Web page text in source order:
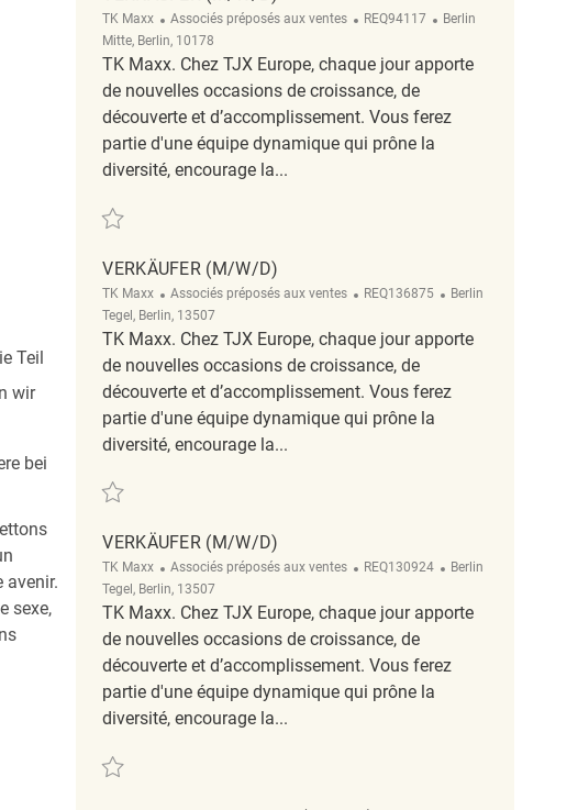
Teil
wir
bei
avenir.
sexe,
TK Maxx Catégorie
Associés préposés aux ventes ReqId
REQ94117 Emplacement
Berlin
Mitte, Berlin, 10178
TK Maxx. Chez TJX Europe, chaque jour apporte
de nouvelles occasions de croissance, de
découverte et d’accomplissement. Vous ferez
partie d'une équipe dynamique qui prône la
diversité, encourage la...
VERKÄUFER (M/W/D)
TK Maxx Catégorie
Associés préposés aux ventes ReqId
REQ136875 Emplacement
Berlin
Tegel, Berlin, 13507
TK Maxx. Chez TJX Europe, chaque jour apporte
de nouvelles occasions de croissance, de
découverte et d’accomplissement. Vous ferez
partie d'une équipe dynamique qui prône la
diversité, encourage la...
Sauvegarder Verkäufer (m/w/d) REQ136875
VERKÄUFER (M/W/D)
TK Maxx Catégorie
Associés préposés aux ventes ReqId
REQ130924 Emplacement
Berlin
Tegel, Berlin, 13507
TK Maxx. Chez TJX Europe, chaque jour apporte
de nouvelles occasions de croissance, de
découverte et d’accomplissement. Vous ferez
partie d'une équipe dynamique qui prône la
diversité, encourage la...
Sauvegarder Verkäufer (m/w/d) REQ130924